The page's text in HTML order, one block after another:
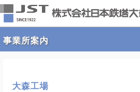
事業所案内
大森工場